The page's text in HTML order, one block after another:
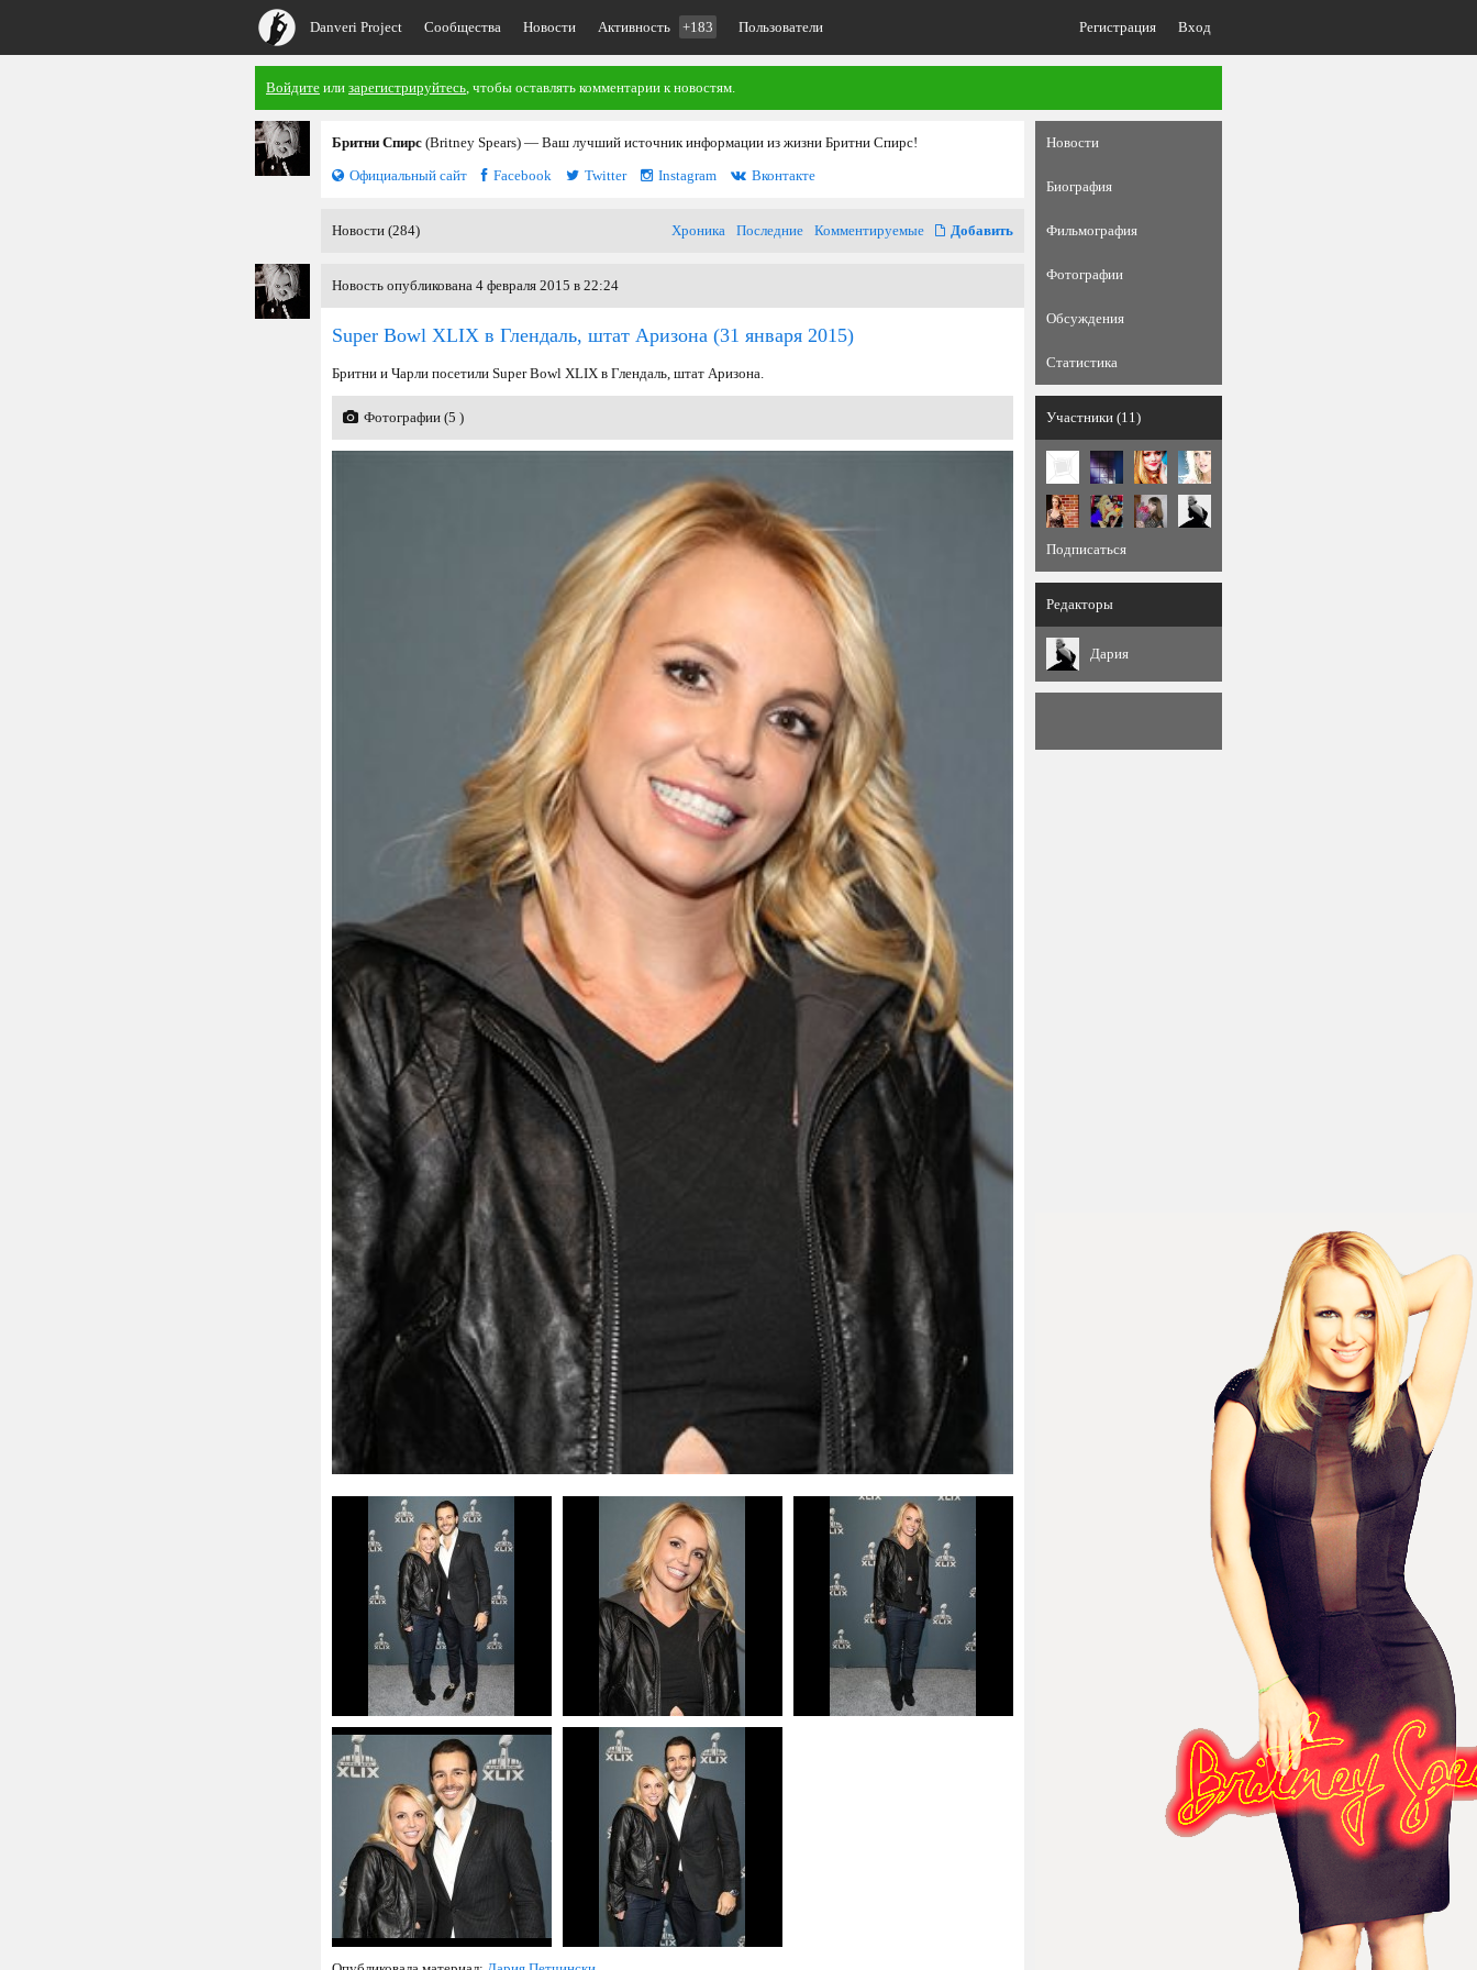
Danveri Project Сообщества Новости Активность +183 Пользователи Регистрация Вход
Войдите или зарегистрируйтесь, чтобы оставлять комментарии к новостям.
Бритни Спирс (Britney Spears) — Ваш лучший источник информации из жизни Бритни Спирс!
Официальный сайт
Facebook Twitter Instagram Вконтакте
Новости (284) Хроника Последние Комментируемые Добавить
Новость опубликована 4 февраля 2015 в 22:24
Super Bowl XLIX в Глендаль, штат Аризона (31 января 2015)
Бритни и Чарли посетили Super Bowl XLIX в Глендаль, штат Аризона.
Фотографии (5 )
Новости
Биография
Фильмография
Фотографии
Обсуждения
Статистика
Участники (11)
Подписаться
Редакторы
Дария